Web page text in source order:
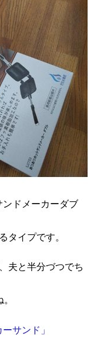
ドメーカーダブ
タイプです。
夫と半分づつでち
サンド」